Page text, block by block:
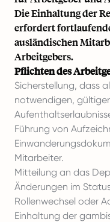
Die Einhaltung der
erfordert
ausländischen
Arbeitgebers.
Pflichten des
Sicherstellung, dass
notwendigen,
Führung von
Mitarbeiter.
Mitteilung an das
Änderungen im
Rollenwechsel oder
Einhaltung der